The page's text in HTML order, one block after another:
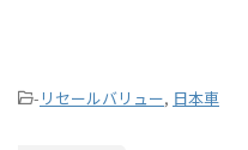
- リセールバリュー, 日本車